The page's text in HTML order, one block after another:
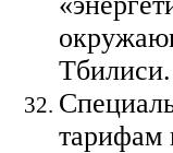
тарифам